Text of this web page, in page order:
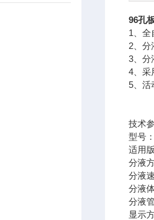
96孔
1、全
2、分
3、分
4、采
5、活
技术
型号
适用
分液
分液
分液
分液
显示